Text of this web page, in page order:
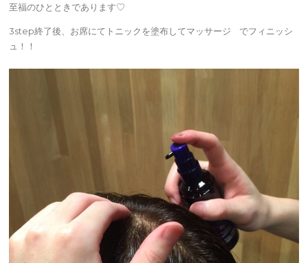
至福のひとときであります♡
3step終了後、お席にてトニックを塗布してマッサージ でフィニッシ
ュ！！